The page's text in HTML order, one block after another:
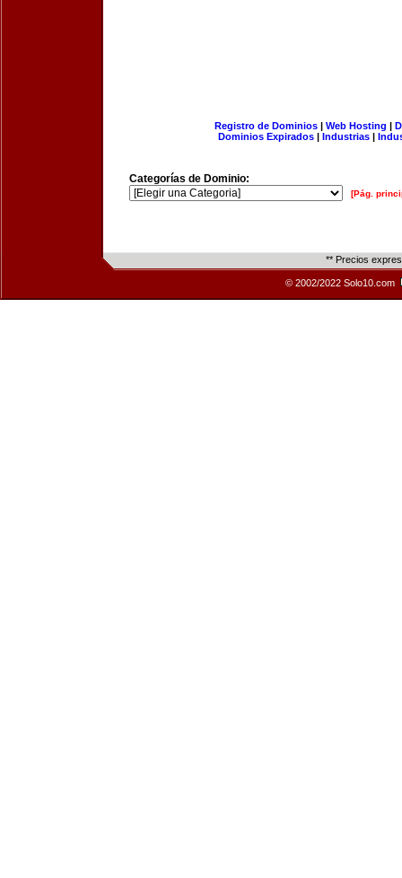
Registro de Dominios| Web Hosting |
Dominios Expirados | Industrias |
Categorías de Dominio:
[Pág.
** Precios
© 2002/2022 Solo10.com